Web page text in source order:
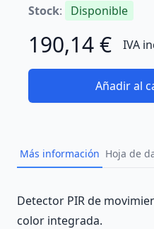
Stock: Disponible
190,14 € IVA
Añadir al
Más información Hoja de
Description
Detector PIR de
color integrada.